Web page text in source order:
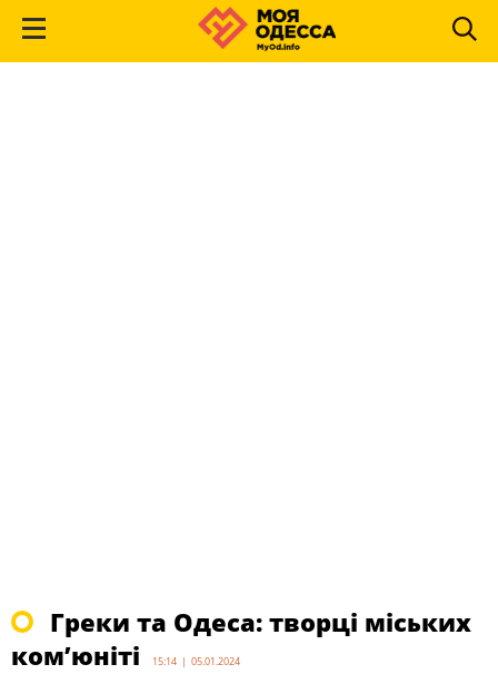
Греки та Одеса: творці міських
ком’юніті
15:14 | 05.01.2024